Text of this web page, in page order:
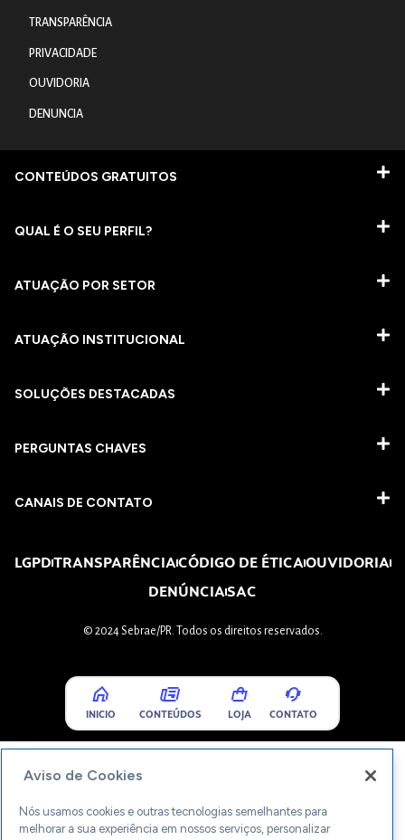
TRANSPARÊNCIA
PRIVACIDADE
OUVIDORIA
DENUNCIA
CONTEÚDOS GRATUITOS
QUAL É O SEU PERFIL?
ATUAÇÃO POR SETOR
ATUAÇÃO INSTITUCIONAL
SOLUÇÕES DESTACADAS
PERGUNTAS CHAVES​
CANAIS DE CONTATO
LGPDTRANSPARÊNCIACÓDIGO DE ÉTICAOUVIDORIA
DENÚNCIASAC
© 2024 Sebrae/PR. Todos os direitos reservados.
INICIO CONTEÚDOS LOJA CONTATO
Aviso de Cookies
Nós usamos cookies e outras tecnologias semelhantes para
melhorar a sua experiência em nossos serviços, personalizar